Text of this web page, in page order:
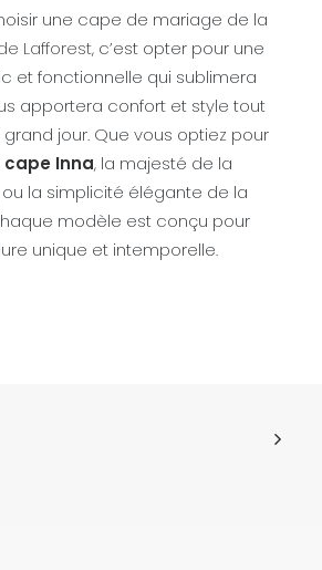
une cape de mariage de la
Lafforest, c’est opter pour une
et fonctionnelle qui sublimera
apportera confort et style tout
jour. Que vous optiez pour
cape Inna, la majesté de la
ou la simplicité élégante de la
modèle est conçu pour
unique et intemporelle.